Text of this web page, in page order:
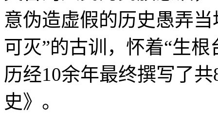
意伪造虚假的历史愚弄
可灭”的古训，怀着“生
历经10余年最终撰写了
史》。